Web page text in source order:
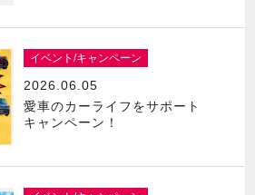
イベント/キャンペーン
2026.06.05
愛車のカーライフをサポート
キャンペーン！